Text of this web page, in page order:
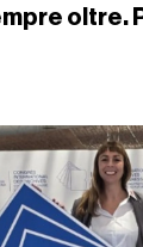
oltre.